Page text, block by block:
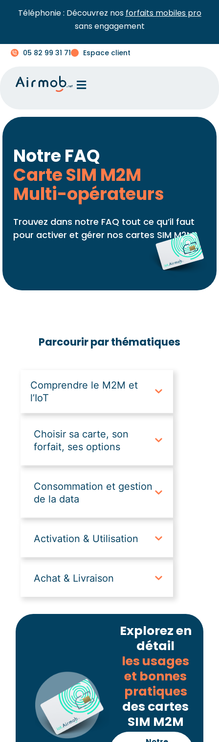
Téléphonie : Découvrez nos forfaits mobiles pro
sans engagement
05 82 99 31 71 Espace client
Notre FAQ
Carte SIM M2M
Multi-opérateurs
Trouvez dans notre FAQ tout ce qu’il faut
pour activer et gérer nos cartes SIM M2M.
Parcourir par thématiques
Comprendre le M2M et
l’IoT
Choisir sa carte, son
forfait, ses options
Consommation et gestion
de la data
Activation & Utilisation
Achat & Livraison
Explorez en
détail
les usages
et bonnes
pratiques
des cartes
SIM M2M